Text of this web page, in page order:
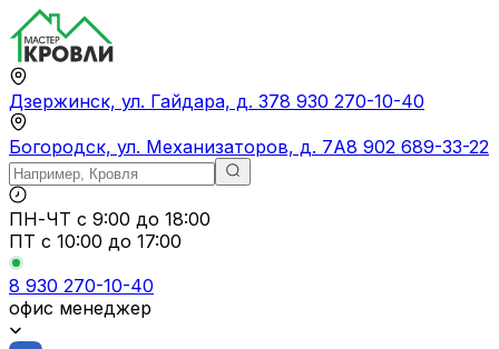
Дзержинск, ул. Гайдара, д. 378 930 270-10-40
Богородск, ул. Механизаторов, д. 7А8 902 689-33-22
ПН-ЧТ с 9:00 до 18:00
ПТ с 10:00 до 17:00
8 930 270-10-40
офис менеджер